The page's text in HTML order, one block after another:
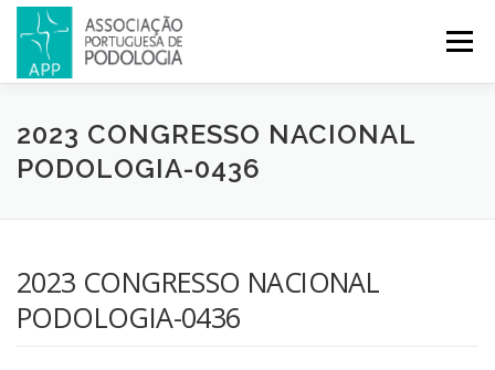
Menu
APP PODOLOGIA LICENCIATURA EM PODOLOGIA
CONGRESSOS REVISTA CONTACTOS
2023 CONGRESSO NACIONAL
PODOLOGIA-0436
2023 CONGRESSO NACIONAL
PODOLOGIA-0436